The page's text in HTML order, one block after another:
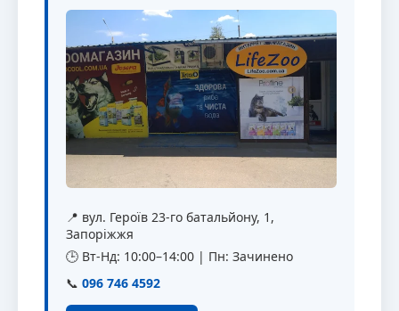
📍 вул. Героїв 23-го батальйону, 1,
Запоріжжя
🕒 Вт-Нд: 10:00–14:00 | Пн: Зачинено
📞 096 746 4592